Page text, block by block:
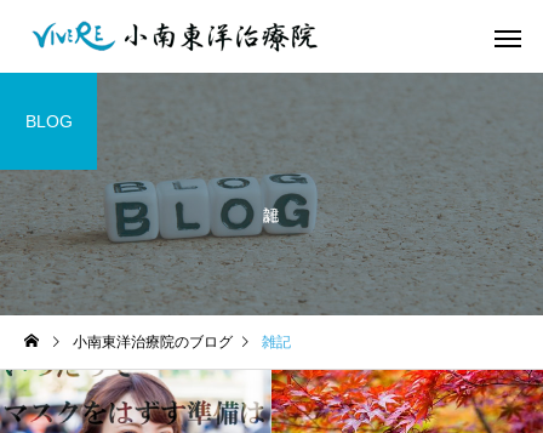
BLOG
小南東洋治療院のブログ 雑記